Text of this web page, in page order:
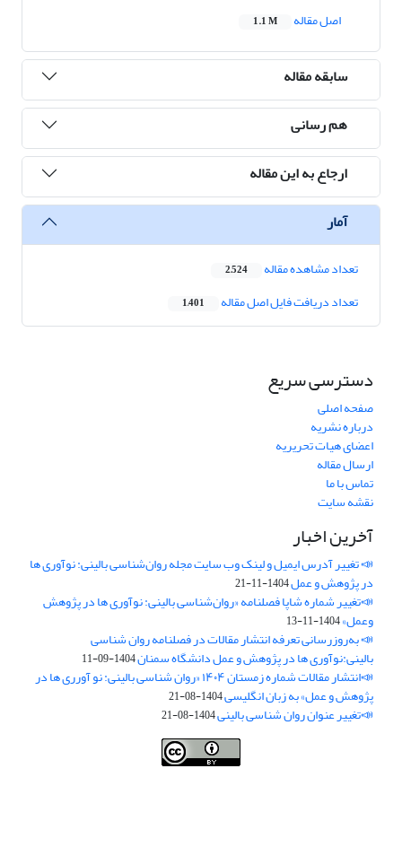
اصل مقاله
1.1 M
سابقه مقاله
هم رسانی
ارجاع به این مقاله
آمار
تعداد مشاهده مقاله 2,524
تعداد دریافت فایل اصل مقاله 1,401
دسترسی سریع
صفحه اصلی
درباره نشریه
اعضای هیات تحریریه
ارسال مقاله
تماس با ما
نقشه سایت
آخرین اخبار
📣 تغییر آدرس ایمیل و لینک وب‌ سایت مجله روان‌شناسی بالینی: نوآوری ها
در پژوهش و عمل1404-11-21
📣تغییر شماره شاپا فصلنامه «روان‌شناسی بالینی: نوآوری ها در پژوهش
وعمل»1404-11-13
📣 به‌روزرسانی تعرفه انتشار مقالات در فصلنامه روان شناسی
بالینی:نوآوری ها در پژوهش و عمل دانشگاه سمنان1404-09-11
📣انتشار مقالات شماره زمستان ۱۴۰۴ «روان شناسی بالینی: نو آورری ها در
پژوهش و عمل» به زبان انگلیسی1404-08-21
📣تغییر عنوان روان شناسی بالینی1404-08-21